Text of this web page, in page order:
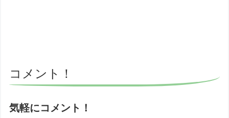
コメント！
気軽にコメント！